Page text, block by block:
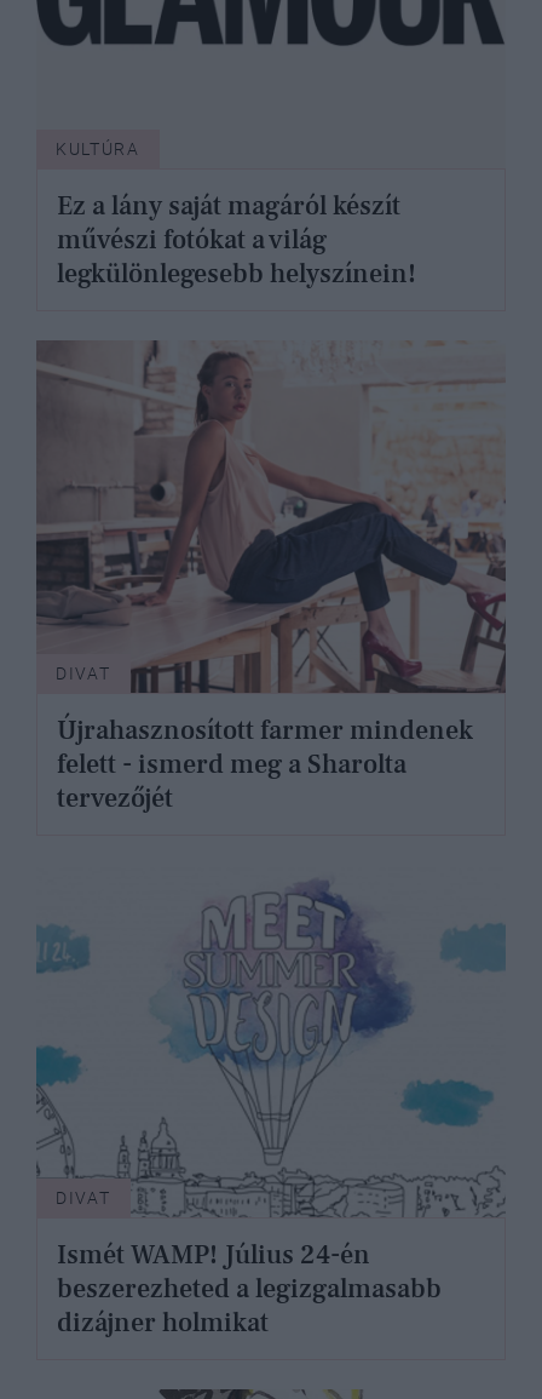
KULTÚRA
Ez a lány saját magáról készít
művészi fotókat a világ
legkülönlegesebb helyszínein!
DIVAT
Újrahasznosított farmer mindenek
felett - ismerd meg a Sharolta
tervezőjét
DIVAT
Ismét WAMP! Július 24-én
beszerezheted a legizgalmasabb
dizájner holmikat